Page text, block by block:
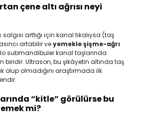
çene altı ağrısı neyi
arttığı için kanal tıkalıysa (taş
artabilir veyemekle şişme-ağrı
submandibuler kanal taşlarında
biridir. Ultrason, bu şikâyetin altında taş
olup olmadığını araştırmada ilk
“kitle” görülürse bu
mi?